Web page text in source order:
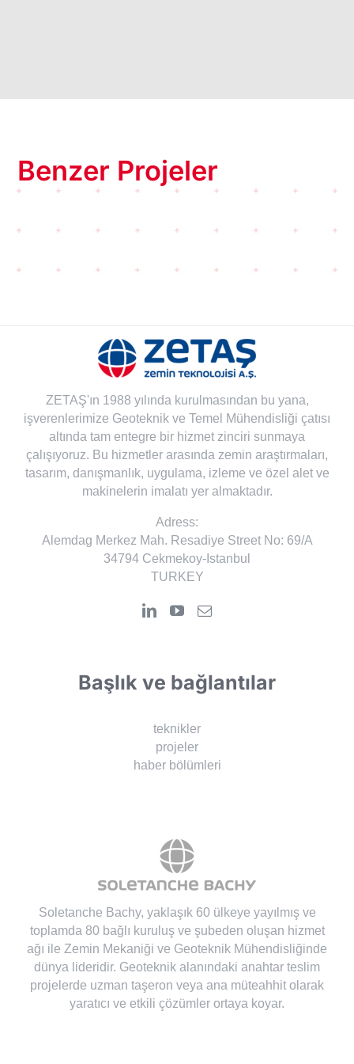
Benzer Projeler
ZETAŞ'ın 1988 yılında kurulmasından bu yana,
işverenlerimize Geoteknik ve Temel Mühendisliği çatısı
altında tam entegre bir hizmet zinciri sunmaya
çalışıyoruz. Bu hizmetler arasında zemin araştırmaları,
tasarım, danışmanlık, uygulama, izleme ve özel alet ve
makinelerin imalatı yer almaktadır.
Adress:
Alemdag Merkez Mah. Resadiye Street No: 69/A
34794 Cekmekoy-Istanbul
TURKEY
Başlık ve bağlantılar
teknikler
projeler
haber bölümleri
Soletanche Bachy, yaklaşık 60 ülkeye yayılmış ve
toplamda 80 bağlı kuruluş ve şubeden oluşan hizmet
ağı ile Zemin Mekaniği ve Geoteknik Mühendisliğinde
dünya lideridir. Geoteknik alanındaki anahtar teslim
projelerde uzman taşeron veya ana müteahhit olarak
yaratıcı ve etkili çözümler ortaya koyar.